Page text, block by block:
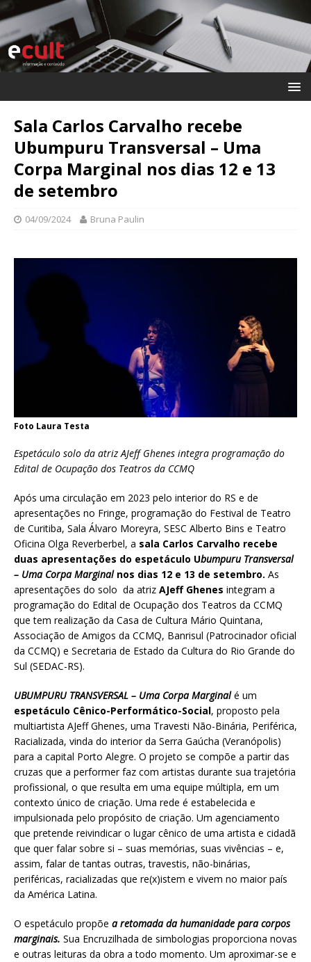
Sala Carlos Carvalho recebe
Ubumpuru Transversal – Uma
Corpa Marginal nos dias 12 e 13
de setembro
04/09/2024 Bruna Paulin
Foto Laura Testa
Espetáculo solo da atriz AJeff Ghenes integra programação do
Edital de Ocupação dos Teatros da CCMQ
Após uma circulação em 2023 pelo interior do RS e de
apresentações no Fringe, programação do Festival de Teatro
de Curitiba, Sala Álvaro Moreyra, SESC Alberto Bins e Teatro
Oficina Olga Reverberbel, a sala Carlos Carvalho recebe
duas apresentações do espetáculo Ubumpuru Transversal
– Uma Corpa Marginalnos dias 12 e 13 de setembro. As
apresentações do solo da atriz AJeff Ghenes integram a
programação do Edital de Ocupação dos Teatros da CCMQ
que tem realização da Casa de Cultura Mário Quintana,
Associação de Amigos da CCMQ, Banrisul (Patrocinador oficial
da CCMQ) e Secretaria de Estado da Cultura do Rio Grande do
Sul (SEDAC-RS).
UBUMPURU TRANSVERSAL – Uma Corpa Marginalé um
espetáculo Cênico-Performático-Social, proposto pela
multiartista AJeff Ghenes, uma Travesti Não-Binária, Periférica,
Racializada, vinda do interior da Serra Gaúcha (Veranópolis)
para a capital Porto Alegre. O projeto se compõe a partir das
cruzas que a performer faz com artistas durante sua trajetória
profissional, o que resulta em uma equipe múltipla, em um
contexto único de criação. Uma rede é estabelecida e
impulsionada pelo propósito de criação. Um agenciamento
que pretende reivindicar o lugar cênico de uma artista e cidadã
que quer falar sobre si – suas memórias, suas vivências – e,
assim, falar de tantas outras, travestis, não-binárias,
periféricas, racializadas que re(x)istem e vivem no maior país
da América Latina.
O espetáculo propõe a retomada da humanidade para corpos
marginais. Sua Encruzilhada de simbologias proporciona novas
e outras leituras da obra a todo momento. Um aproximar-se e